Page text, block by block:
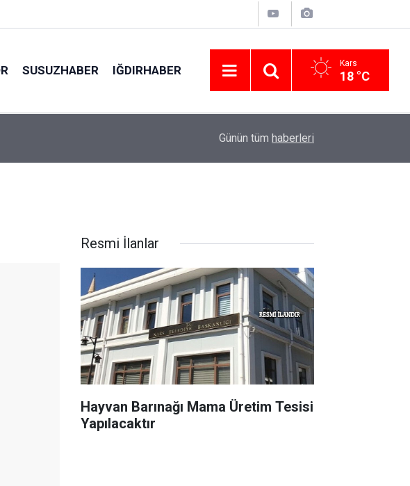
SUSUZHABER IĞDIRHABER Kars
18 °C
AOSB’de sanayi ve üniversite iş birliği
Günün tüm haberleri
Resmi İlanlar
Hayvan Barınağı Mama Üretim Tesisi
Yapılacaktır